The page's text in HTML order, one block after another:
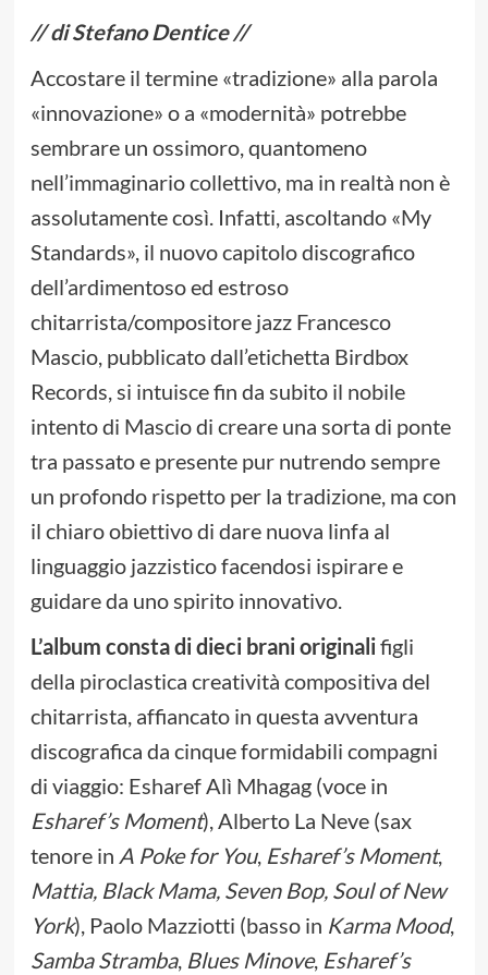
// di Stefano Dentice //
Accostare il termine «tradizione» alla parola
«innovazione» o a «modernità» potrebbe
sembrare un ossimoro, quantomeno
nell’immaginario collettivo, ma in realtà non è
assolutamente così. Infatti, ascoltando «My
Standards», il nuovo capitolo discografico
dell’ardimentoso ed estroso
chitarrista/compositore jazz Francesco
Mascio, pubblicato dall’etichetta Birdbox
Records, si intuisce fin da subito il nobile
intento di Mascio di creare una sorta di ponte
tra passato e presente pur nutrendo sempre
un profondo rispetto per la tradizione, ma con
il chiaro obiettivo di dare nuova linfa al
linguaggio jazzistico facendosi ispirare e
guidare da uno spirito innovativo.
L’album consta di dieci brani originalifigli
della piroclastica creatività compositiva del
chitarrista, affiancato in questa avventura
discografica da cinque formidabili compagni
di viaggio: Esharef Alì Mhagag (voce in
Esharef’s Moment), Alberto La Neve (sax
tenore in A Poke for You, Esharef’s Moment,
Mattia, Black Mama, Seven Bop, Soul of New
York), Paolo Mazziotti (basso in Karma Mood,
Samba Stramba, Blues Minove, Esharef’s